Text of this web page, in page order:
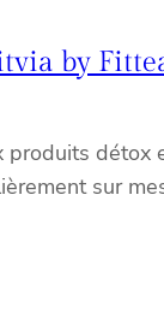
by
détox
sur